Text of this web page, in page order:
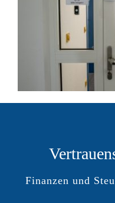
Finanzen und